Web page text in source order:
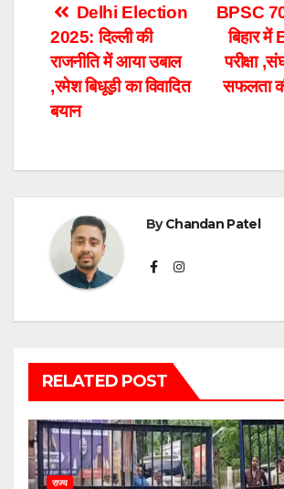
Post
navigation
BPSC
बिहार
परीक्षा
सफलता
Delhi Election
2025: दिल्ली की
राजनीति में आया उबाल
,रमेश बिधूड़ी का विवादित
बयान
ByChandan Patel
RELATED POST
राज्य